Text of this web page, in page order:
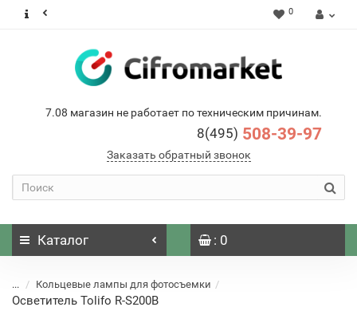
0
7.08 магазин не работает по техническим причинам.
8(495) 508-39-97
Заказать обратный звонок
Каталог : 0
... Кольцевые лампы для фотосъемки
Осветитель Tolifo R-S200B